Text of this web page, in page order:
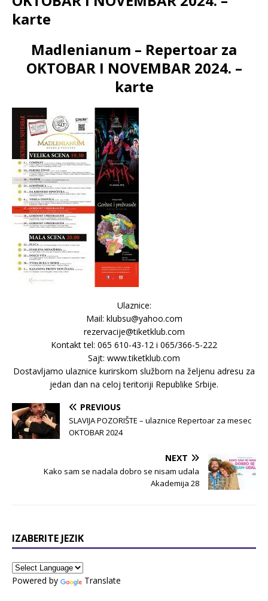
karte
Madlenianum – Repertoar za
OKTOBAR I NOVEMBAR 2024. –
karte
Ulaznice:
Mail: klubsu@yahoo.com
rezervacije@tiketklub.com
Kontakt tel: 065 610-43-12 i 065/366-5-222
Sajt: www.tiketklub.com
Dostavljamo ulaznice kurirskom službom na željenu adresu za
jedan dan na celoj teritoriji Republike Srbije.
PREVIOUS
SLAVIJA POZORIŠTE – ulaznice Repertoar za mesec
OKTOBAR 2024
NEXT
Kako sam se nadala dobro se nisam udala
Akademija 28
IZABERITE JEZIK
Powered by Translate